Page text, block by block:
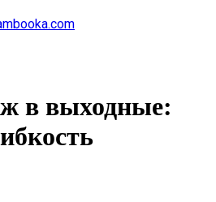
в выходные: